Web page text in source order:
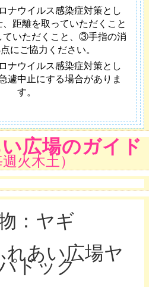
ナウイルス感染症対策とし
距離を取っていただくこと
いただくこと、③手指の消
にご協力ください。
ナウイルス感染症対策とし
遽中止にする場合がありま
す。
広場のガイド
週火木土）
：ヤギ
れあい広場ヤ
ドック